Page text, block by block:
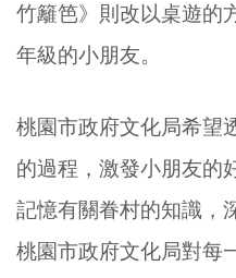
竹籬笆》則改以桌遊的
年級的小朋友。
桃園市政府文化局希望
的過程，激發小朋友的
記憶有關眷村的知識，
桃園市政府文化局對每